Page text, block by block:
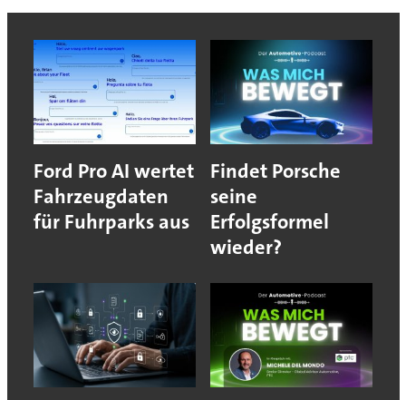
Ford Pro AI wertet
Fahrzeugdaten
für Fuhrparks aus
Findet Porsche
seine
Erfolgsformel
wieder?